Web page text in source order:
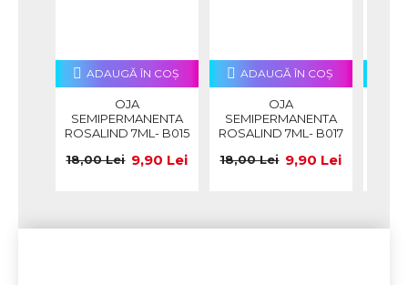
OJA
SEMIPERMANENTA
ROSALIND 7ML- B015
9,90 Lei
18,00 Lei
ADAUGĂ ÎN COŞ
OJA
SEMIPERMANENTA
ROSALIND 7ML- B017
9,90 Lei
18,00 Lei
ADAUGĂ ÎN COŞ